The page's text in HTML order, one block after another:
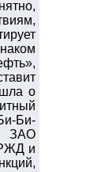
о
Би-
ЗАО
и